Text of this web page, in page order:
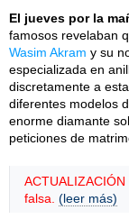
El jueves por la
famosos revelaban
Wasim Akram y su
especializada en
discretamente a
diferentes modelos
enorme diamante
peticiones de
falsa. (leer más)